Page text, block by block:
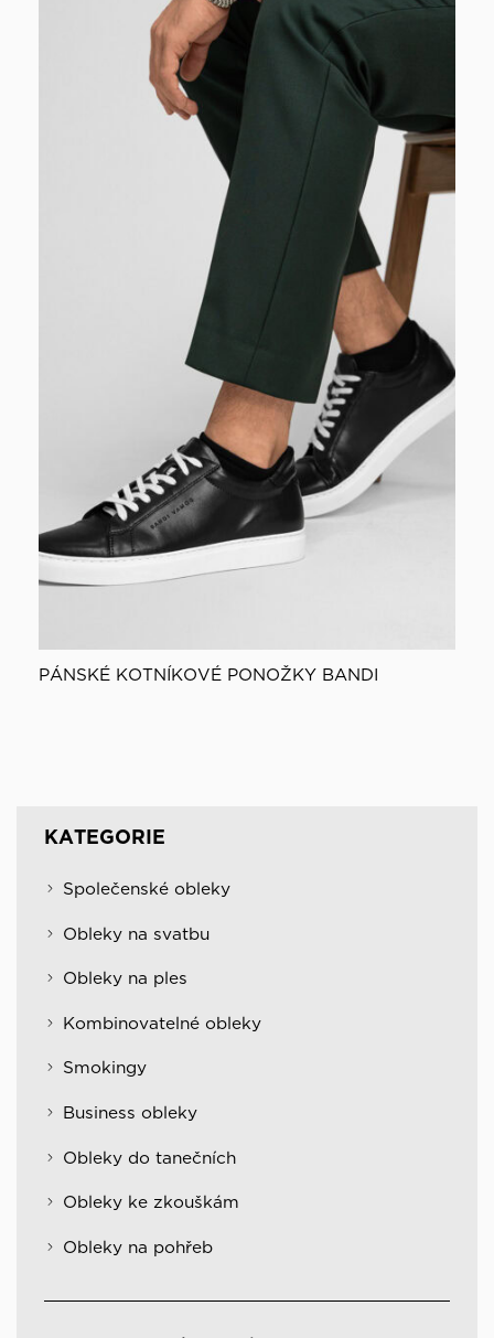
KATEGORIE
Společenské obleky
Obleky na svatbu
Obleky na ples
Kombinovatelné obleky
Smokingy
Business obleky
Obleky do tanečních
Obleky ke zkouškám
Obleky na pohřeb
PÁNSKÉ KOTNÍKOVÉ PONOŽKY BANDI